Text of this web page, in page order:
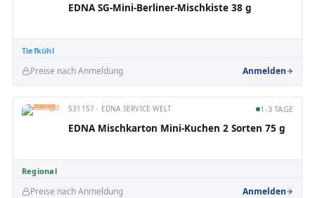
Tiefkühl
EDNA SG-Mini-Berliner-Mischkiste 38 g
Preise nach Anmeldung Anmelden
Regional
531157 · EDNA SERVICE WELT 1-3 TAGE
EDNA Mischkarton Mini-Kuchen 2 Sorten 75 g
Preise nach Anmeldung Anmelden